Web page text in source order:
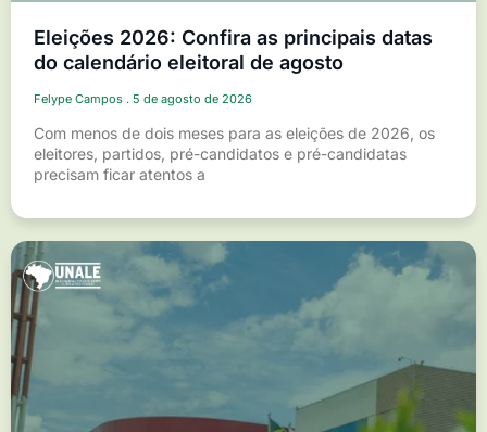
Eleições 2026: Confira as principais datas
do calendário eleitoral de agosto
Felype Campos 5 de agosto de 2026
Com menos de dois meses para as eleições de 2026, os
eleitores, partidos, pré-candidatos e pré-candidatas
precisam ficar atentos a